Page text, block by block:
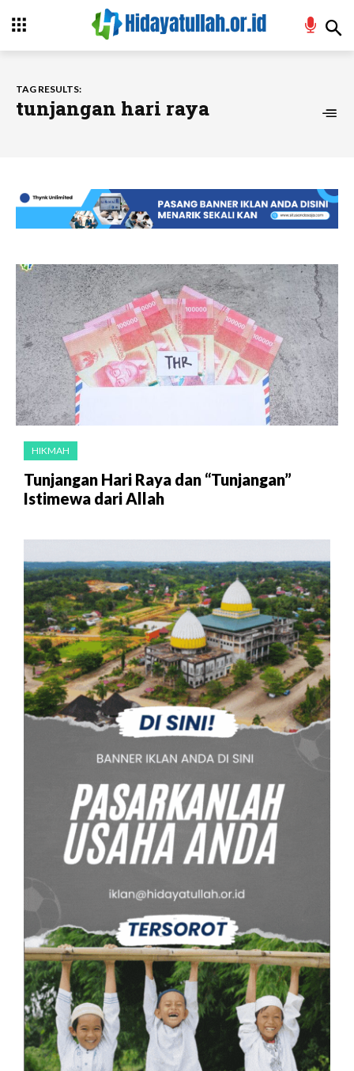
TAG RESULTS:
tunjangan hari raya
HIKMAH
Tunjangan Hari Raya dan “Tunjangan”
Istimewa dari Allah